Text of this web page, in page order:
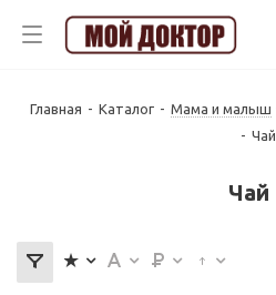
Главная - Каталог - Мама и малыш
- Чай
Чай